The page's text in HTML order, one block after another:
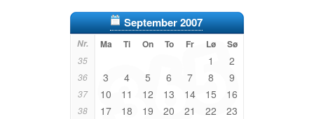
September 2007
Nr. Ma Ti On To Fr Lø Sø
35 1 2
36 3 4 5 6 7 8 9
37 10 11 12 13 14 15 16
38 17 18 19 20 21 22 23